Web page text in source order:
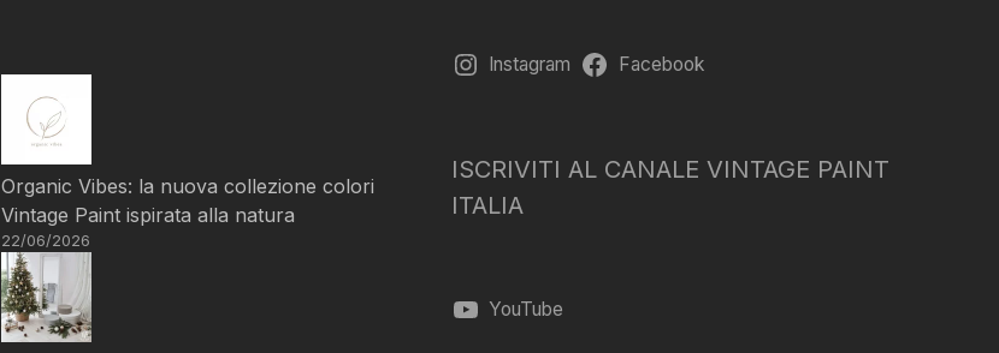
Organic Vibes: la nuova collezione colori
Vintage Paint ispirata alla natura
22/06/2026
Instagram Facebook
ISCRIVITI AL CANALE VINTAGE PAINT
ITALIA
YouTube